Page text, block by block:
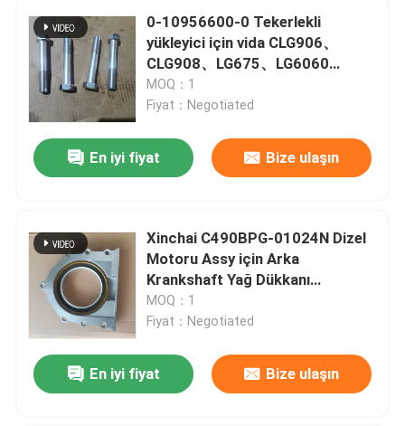
Ürünler
videolar
Hakkımızda
0-10956600-0 Tekerlekli
yükleyici için vida CLG906、
CLG908、LG675、LG6060
Ekskavatör EX60、EX70 Motor
4JB1、4JG1
MOQ：1
Fiyat：Negotiated
En iyi fiyat Bize ulaşın
Xinchai C490BPG-01024N Dizel
Motoru Assy için Arka
Krankshaft Yağ Dükkanı
C490BPG、4D27G31、
495BPG、498
MOQ：1
Fiyat：Negotiated
En iyi fiyat Bize ulaşın